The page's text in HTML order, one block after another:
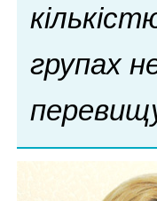
групах